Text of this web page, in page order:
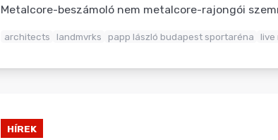
Metalcore-beszámoló nem metalcore-rajongói
architects landmvrks papp lászló budapest sportaréna live
HÍREK